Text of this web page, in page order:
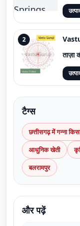
2
ताज़ा
टैग्स
छत्तीसगढ़ में गन्ना
आधुनिक खेती
बलरामपुर
और पढ़ें